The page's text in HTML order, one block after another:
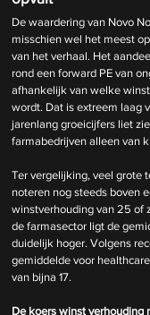
De waardering van Novo
misschien wel het meest
van het verhaal. Het
rond een forward PE van
afhankelijk van welke
wordt. Dat is extreem laag
jarenlang groeicijfers liet
farmabedrijven alleen van
Ter vergelijking, veel grote
noteren nog steeds boven
winstverhouding van 25 of
de farmasector ligt de
duidelijk hoger. Volgens
gemiddelde voor
van bijna 17.
De koers winst verhouding